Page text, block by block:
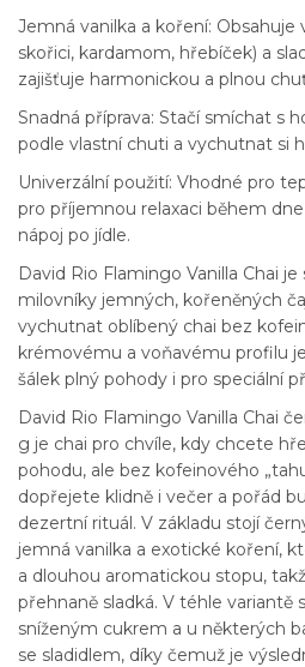
Jemná vanilka a koření:
skořici, kardamom, hřebíček) a
zajišťuje harmonickou a plnou
Snadná příprava: Stačí smíchat s
podle vlastní chuti a vychutnat si
Univerzální použití: Vhodné pro
pro příjemnou relaxaci během
nápoj po jídle.
David Rio Flamingo Vanilla Chai
milovníky jemných, kořeněných
vychutnat oblíbený chai bez
krémovému a voňavému profilu
šálek plný pohody i pro speciální
David Rio Flamingo Vanilla Chai
g je chai pro chvíle, kdy chcete
pohodu, ale bez kofeinového
dopřejete klidně i večer a pořád
dezertní rituál. V základu stojí
jemná vanilka a exotické koření,
a dlouhou aromatickou stopu,
přehnaně sladká. V téhle variantě
sníženým cukrem a u některých
se sladidlem, díky čemuž je